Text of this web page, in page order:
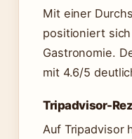
Mit einer
positioniert
Gastronomie.
mit 4.6/5
Tripadvisor-
Auf Tripadvisor